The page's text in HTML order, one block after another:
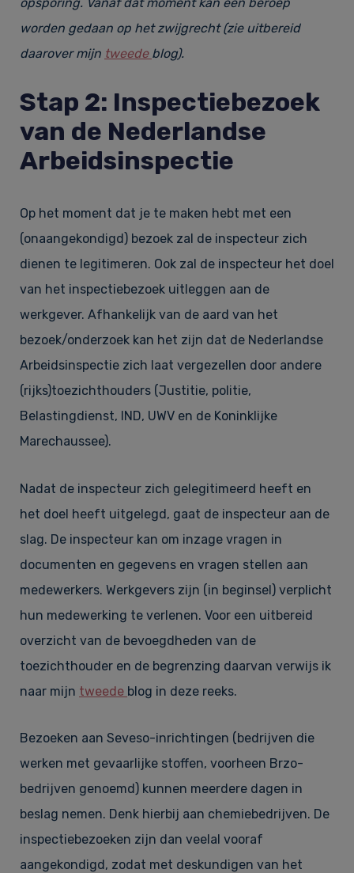
worden gedaan op het zwijgrecht (zie uitbereid
daarover mijn tweede blog).
Stap 2: Inspectiebezoek
van de Nederlandse
Arbeidsinspectie
Op het moment dat je te maken hebt met een
(onaangekondigd) bezoek zal de inspecteur zich
dienen te legitimeren. Ook zal de inspecteur het doel
van het inspectiebezoek uitleggen aan de
werkgever. Afhankelijk van de aard van het
bezoek/onderzoek kan het zijn dat de Nederlandse
Arbeidsinspectie zich laat vergezellen door andere
(rijks)toezichthouders (Justitie, politie,
Belastingdienst, IND, UWV en de Koninklijke
Marechaussee).
Nadat de inspecteur zich gelegitimeerd heeft en
het doel heeft uitgelegd, gaat de inspecteur aan de
slag. De inspecteur kan om inzage vragen in
documenten en gegevens en vragen stellen aan
medewerkers. Werkgevers zijn (in beginsel) verplicht
hun medewerking te verlenen. Voor een uitbereid
overzicht van de bevoegdheden van de
toezichthouder en de begrenzing daarvan verwijs ik
naar mijn tweede blog in deze reeks.
Bezoeken aan Seveso-inrichtingen (bedrijven die
werken met gevaarlijke stoffen, voorheen Brzo-
bedrijven genoemd) kunnen meerdere dagen in
beslag nemen. Denk hierbij aan chemiebedrijven. De
inspectiebezoeken zijn dan veelal vooraf
aangekondigd, zodat met deskundigen van het